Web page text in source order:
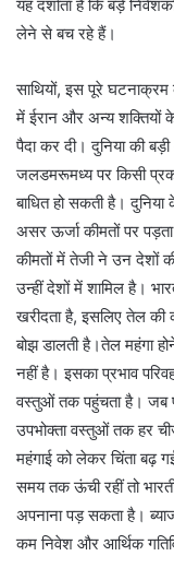
यह दर्शाता है कि बड़े
लेने से बच रहे हैं।
साथियों, इस पूरे घटनाक्रम
में ईरान और अन्य शक्तियों
पैदा कर दी। दुनिया की
जलडमरूमध्य पर किसी
बाधित हो सकती है।
असर ऊर्जा कीमतों पर
कीमतों में तेजी ने उन देशों
उन्हीं देशों में शामिल है।
खरीदता है, इसलिए तेल की
बोझ डालती है।तेल महंगा
नहीं है। इसका प्रभाव
वस्तुओं तक पहुंचता है। जब
उपभोक्ता वस्तुओं तक हर
महंगाई को लेकर चिंता बढ़
समय तक ऊंची रहीं तो
अपनाना पड़ सकता है।
कम निवेश और आर्थिक